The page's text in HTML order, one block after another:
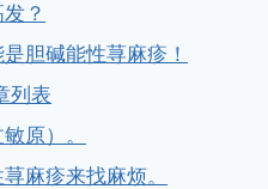
？
胆碱能性荨麻疹！
列表
原）。
麻疹来找麻烦。